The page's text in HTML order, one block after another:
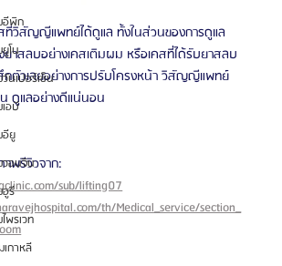
อีพิก
โน
นเปอร์เซ็น
อบี
อียู
วอนจิน
รี
พรเวท
กาหลี
ยาสลบอย่างเคสเติมผม หรือเคสที่ได้รับยาสลบ
ตัวเลยอย่างการปรับโครงหน้า วิสัญญีแพทย์
ดูแลอย่างดีแน่นอน
พรีวิวจาก:
sub/lifting07
th/Medical_service/section_